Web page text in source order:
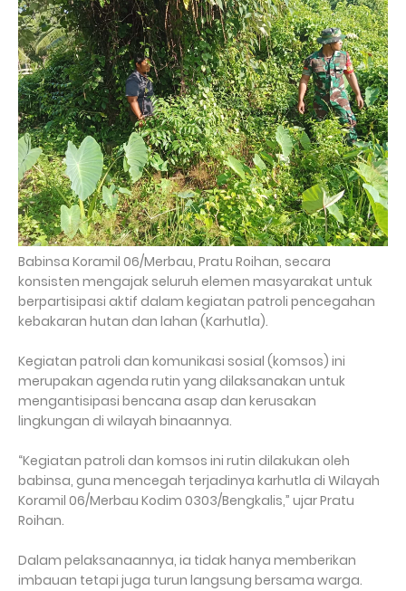
Babinsa Koramil 06/Merbau, Pratu Roihan, secara
konsisten mengajak seluruh elemen masyarakat untuk
berpartisipasi aktif dalam kegiatan patroli pencegahan
kebakaran hutan dan lahan (Karhutla).
Kegiatan patroli dan komunikasi sosial (komsos) ini
merupakan agenda rutin yang dilaksanakan untuk
mengantisipasi bencana asap dan kerusakan
lingkungan di wilayah binaannya.
“Kegiatan patroli dan komsos ini rutin dilakukan oleh
babinsa, guna mencegah terjadinya karhutla di Wilayah
Koramil 06/Merbau Kodim 0303/Bengkalis,” ujar Pratu
Roihan.
Dalam pelaksanaannya, ia tidak hanya memberikan
imbauan tetapi juga turun langsung bersama warga.